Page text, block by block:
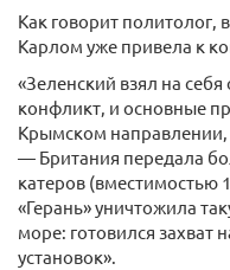
Как говорит политолог,
Карлом уже привела к
«Зеленский взял на
конфликт, и основные
Крымском
— Британия передала
катеров (вместимостью
«Герань» уничтожила
море: готовился захват
установок».